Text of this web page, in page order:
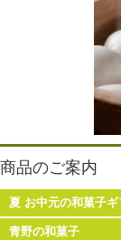
商品のご案内
夏 お中元の和菓子ギ
青野の和菓子